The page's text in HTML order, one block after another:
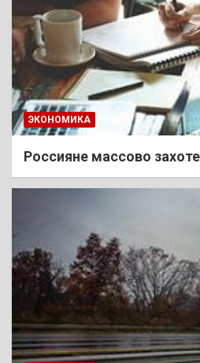
ЭКОНОМИКА
Россияне массово